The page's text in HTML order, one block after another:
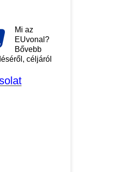
Mi az
EUvonal?
Bővebb
céljáról